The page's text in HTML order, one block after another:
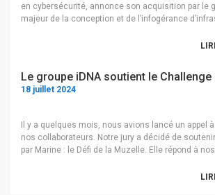
en cybersécurité, annonce son acquisition par le
majeur de la conception et de l’infogérance
Fondé en 2011 et basé à Paris, le Groupe iDNA
Le groupe iDNA soutient le
18 juillet 2024
Il y a quelques mois, nous avions lancé un appel
nos collaborateurs. Notre jury a décidé de
par Marine : le Défi de la Muzelle. Elle répond à